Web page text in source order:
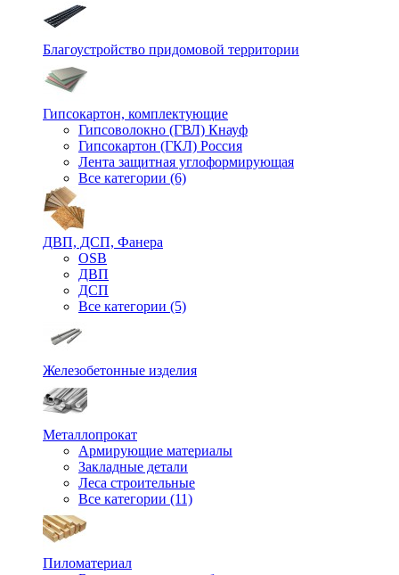
Благоустройство придомовой территории
Гипсокартон, комплектующие
Гипсоволокно (ГВЛ) Кнауф
Гипсокартон (ГКЛ) Россия
Лента защитная углоформирующая
Все категории (6)
ДВП, ДСП, Фанера
OSB
ДВП
ДСП
Все категории (5)
Железобетонные изделия
Металлопрокат
Армирующие материалы
Закладные детали
Леса строительные
Все категории (11)
Пиломатериал